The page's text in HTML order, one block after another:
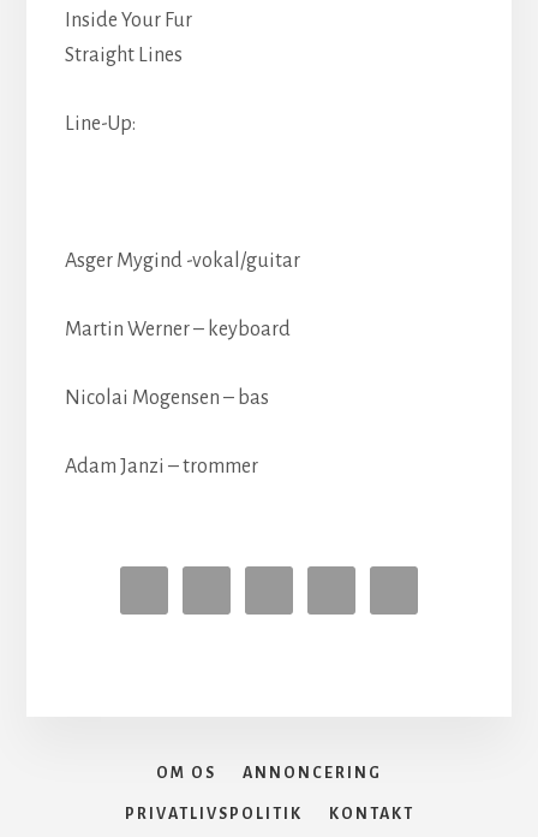
Inside Your Fur
Straight Lines
Line-Up:
Asger Mygind -vokal/guitar
Martin Werner – keyboard
Nicolai Mogensen – bas
Adam Janzi – trommer
OM OS ANNONCERING
PRIVATLIVSPOLITIK KONTAKT